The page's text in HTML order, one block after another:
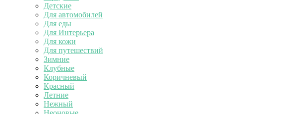
Детские
Для автомобилей
Для еды
Для Интерьера
Для кожи
Для путешествий
Зимние
Клубные
Коричневый
Красный
Летние
Нежный